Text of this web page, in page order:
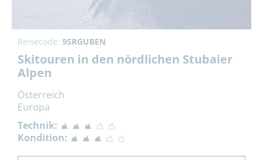
Reisecode: 9SRGUBEN
Skitouren in den nördlichen Stubaier
Alpen
Österreich
Europa
Technik:
Kondition: